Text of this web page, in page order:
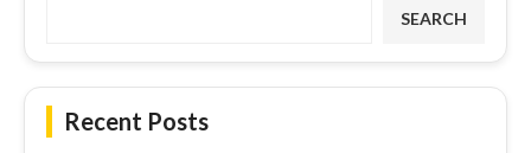
SEARCH
Recent Posts